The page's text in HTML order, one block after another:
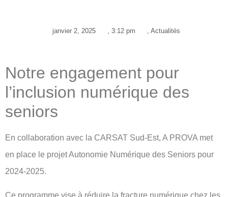
janvier 2, 2025 3:12 pm Actualités
Notre engagement pour
l’inclusion numérique des
seniors
En collaboration avec la CARSAT Sud-Est, A PROVA met
en place le projet Autonomie Numérique des Seniors pour
2024-2025.
Ce programme vise à réduire la fracture numérique chez les